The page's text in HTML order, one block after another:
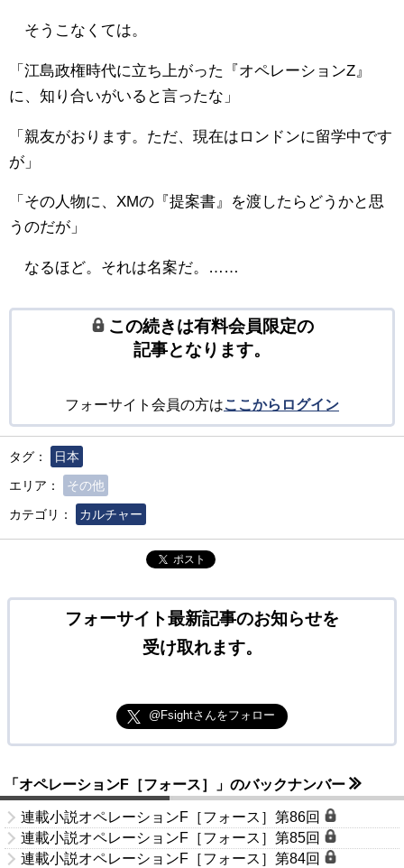
そうこなくては。
「江島政権時代に立ち上がった『オペレーションZ』
に、知り合いがいると言ったな」
「親友がおります。ただ、現在はロンドンに留学中です
が」
「その人物に、XMの『提案書』を渡したらどうかと思
うのだが」
なるほど。それは名案だ。……
この続きは有料会員限定の
記事となります。
フォーサイト会員の方はここからログイン
タグ：
日本
エリア：
その他
カテゴリ：
カルチャー
ポスト
フォーサイト最新記事のお知らせを
受け取れます。
@Fsightさんをフォロー
「オペレーションF［フォース］」のバックナンバー
連載小説オペレーションF［フォース］第86回
連載小説オペレーションF［フォース］第85回
連載小説オペレーションF［フォース］第84回